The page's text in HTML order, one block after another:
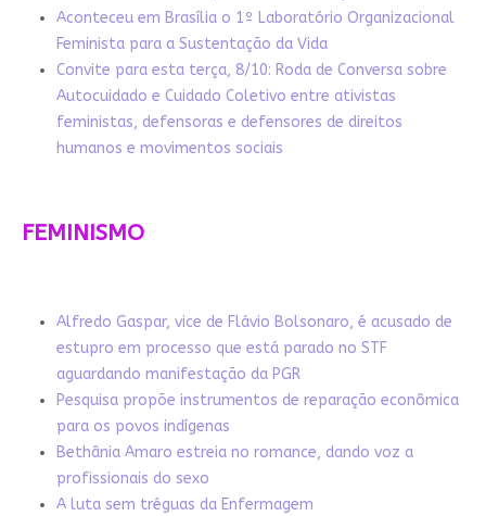
Aconteceu em Brasília o 1º Laboratório Organizacional
Feminista para a Sustentação da Vida
Convite para esta terça, 8/10: Roda de Conversa sobre
Autocuidado e Cuidado Coletivo entre ativistas
feministas, defensoras e defensores de direitos
humanos e movimentos sociais
FEMINISMO
Alfredo Gaspar, vice de Flávio Bolsonaro, é acusado de
estupro em processo que está parado no STF
aguardando manifestação da PGR
Pesquisa propõe instrumentos de reparação econômica
para os povos indígenas
Bethânia Amaro estreia no romance, dando voz a
profissionais do sexo
A luta sem tréguas da Enfermagem